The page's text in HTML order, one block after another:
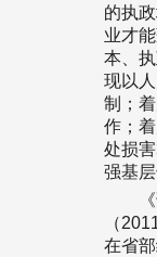
的执
业才
本、
现以
制；
作；
处损
强基
（
在省